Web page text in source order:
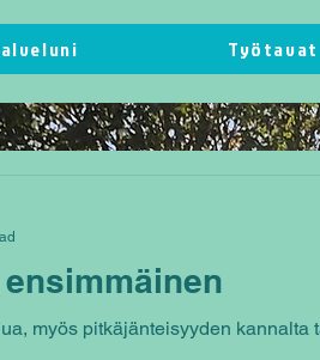
Työtavat
myös pitkäjänteisyyden